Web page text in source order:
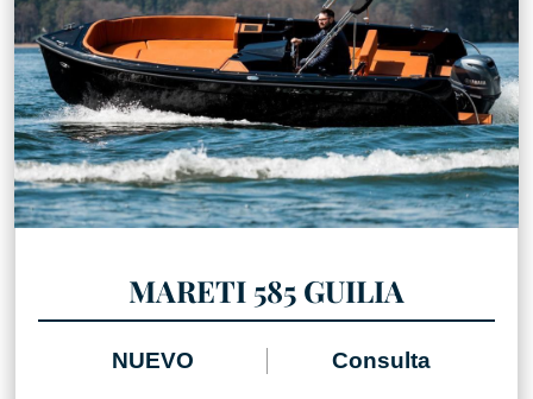
MARETI 585 GUILIA
NUEVO Consulta